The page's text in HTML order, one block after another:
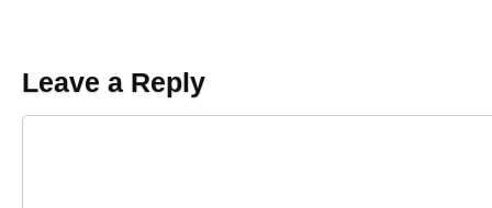
Leave a Reply